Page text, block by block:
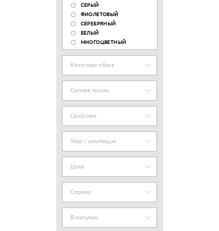
СЕРЫЙ
ФИОЛЕТОВЫЙ
СЕРЕБРЯНЫЙ
БЕЛЫЙ
МНОГОЦВЕТНЫЙ
Качество обоев
Состав ткани
Свойства
Узор / имитация
Цена
Страна
В наличии